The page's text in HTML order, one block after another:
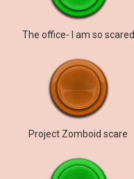
The office- I am so scared
Project Zomboid scare